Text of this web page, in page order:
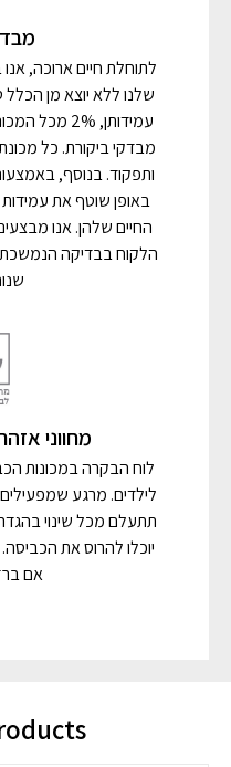
לתוחלת חיים ארוכה,
שלנו ללא יוצא מן
עמידותן,
מבדקי ביקורת. כל
ותפקוד. בנוסף,
באופן שוטף את
החיים שלהן. אנו
מחווני
לוח הבקרה במכונות
לילדים. מרגע
תתעלם מכל שינוי
יוכלו להרוס את
אם